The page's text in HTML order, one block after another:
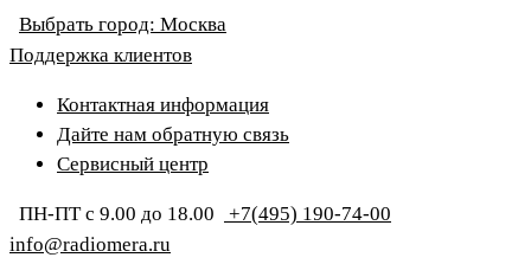
Выбрать город: Москва
Поддержка клиентов
Контактная информация
Дайте нам обратную связь
Сервисный центр
ПН-ПТ с 9.00 до 18.00
+7(495) 190-74-00
info@radiomera.ru